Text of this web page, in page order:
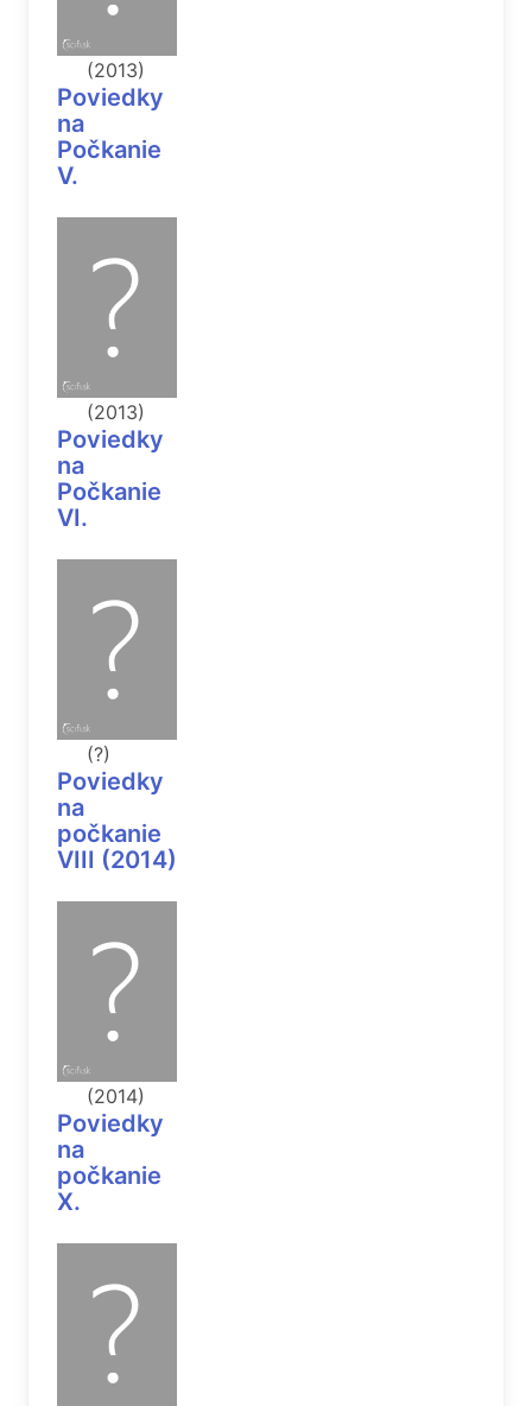
(2013)
Poviedky
na
Počkanie
V.
(2013)
Poviedky
na
Počkanie
VI.
(?)
Poviedky
na
počkanie
VIII (2014)
(2014)
Poviedky
na
počkanie
X.